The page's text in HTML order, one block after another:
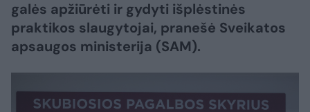
galės apžiūrėti ir gydyti išplėstinės
praktikos slaugytojai, pranešė Sveikatos
apsaugos ministerija (SAM).